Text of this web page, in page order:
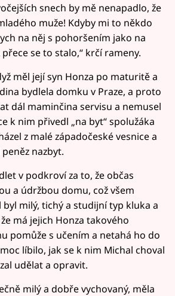
snech by mě nenapadlo, že
muže! Kdyby mi to někdo
na něj s pohoršením jako na
se to stalo,“ krčí rameny.
měl její syn Honza po maturitě a
bydlela domku v Praze, a proto
dál maminčina servisu a nemusel
k nim přivedl „na byt“ spolužáka
z malé západočeské vesnice a
nazbyt.
v podkroví za to, že občas
a údržbou domu, což všem
byl milý, tichý a studijní typ kluka a
má jejich Honza takového
pomůže s učením a netahá ho do
líbilo, jak se k nim Michal choval
udělat a opravit.
milý a dobře vychovaný, měla